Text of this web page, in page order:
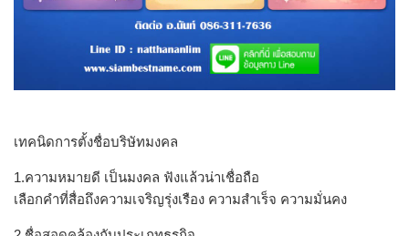
เทคนิดการตั้งชื่อบริษัทมงคล
1.ความหมายดี เป็นมงคล ฟังแล้วน่าเชื่อถือ
เลือกคำที่สื่อถึงความเจริญรุ่งเรือง ความสำเร็จ ความมั่นคง